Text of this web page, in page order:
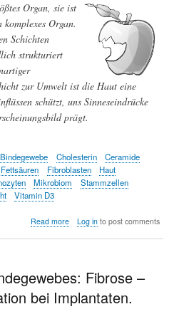
Organ, sie ist
Organ.
Schichten
strukturiert
zur Umwelt ist die Haut eine
schützt, uns Sinneseindrücke
prägt.
Bindegewebe Cholesterin
Ceramide
Fettsäuren Fibroblasten
Haut
Mikrobiom
Stammzellen
Vitamin D3
Read moreabout
als
eine
Hülle.
Log into post comments
Fibrose –
bei Implantaten.